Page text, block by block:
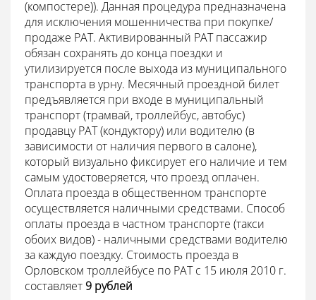
(компостере)). Данная процедура предназначена
для исключения мошенничества при покупке/
продаже РАТ. Активированный РАТ пассажир
обязан сохранять до конца поездки и
утилизируется после выхода из муниципального
транспорта в урну. Месячный проездной билет
предъявляется при входе в муниципальный
транспорт (трамвай, троллейбус, автобус)
продавцу РАТ (кондуктору) или водителю (в
зависимости от наличия первого в салоне),
который визуально фиксирует его наличие и тем
самым удостоверяется, что проезд оплачен.
Оплата проезда в общественном транспорте
осуществляется наличными средствами. Способ
оплаты проезда в частном транспорте (такси
обоих видов) - наличными средствами водителю
за каждую поездку. Стоимость проезда в
Орловском троллейбусе по РАТ с 15 июля 2010 г.
составляет 9 рублей